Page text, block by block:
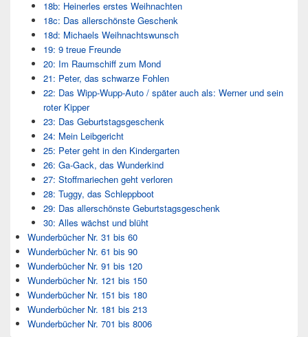
18b: Heinerles erstes Weihnachten
18c: Das allerschönste Geschenk
18d: Michaels Weihnachtswunsch
19: 9 treue Freunde
20: Im Raumschiff zum Mond
21: Peter, das schwarze Fohlen
22: Das Wipp-Wupp-Auto / später auch als: Werner und sein
roter Kipper
23: Das Geburtstagsgeschenk
24: Mein Leibgericht
25: Peter geht in den Kindergarten
26: Ga-Gack, das Wunderkind
27: Stoffmariechen geht verloren
28: Tuggy, das Schleppboot
29: Das allerschönste Geburtstagsgeschenk
30: Alles wächst und blüht
Wunderbücher Nr. 31 bis 60
Wunderbücher Nr. 61 bis 90
Wunderbücher Nr. 91 bis 120
Wunderbücher Nr. 121 bis 150
Wunderbücher Nr. 151 bis 180
Wunderbücher Nr. 181 bis 213
Wunderbücher Nr. 701 bis 8006